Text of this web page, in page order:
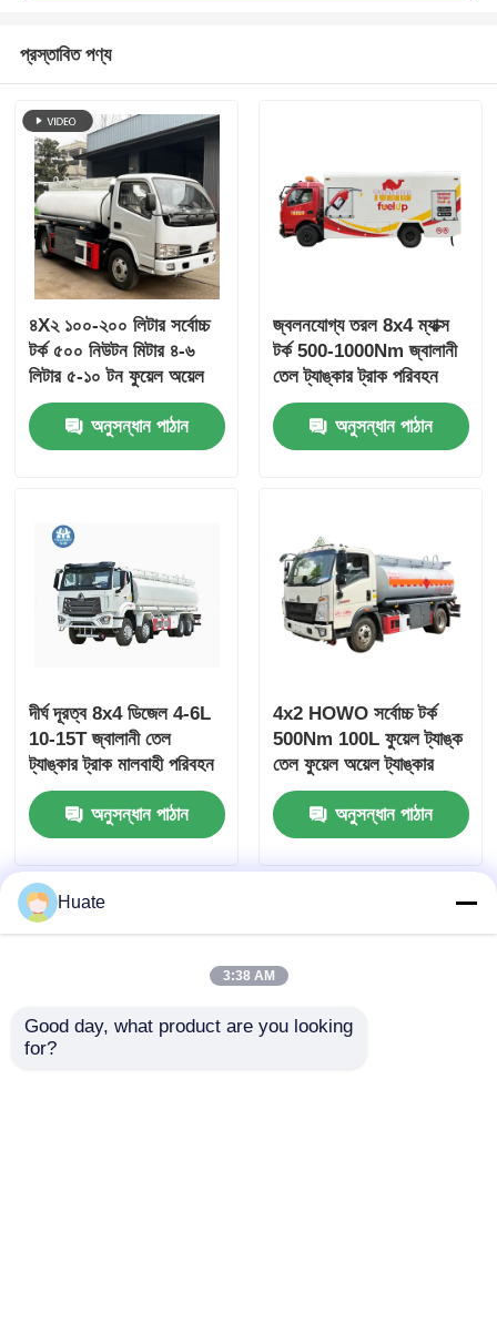
প্রস্তাবিত পণ্য
৪X২ ১০০-২০০ লিটার সর্বোচ্চ
টর্ক ৫০০ নিউটন মিটার ৪-৬
লিটার ৫-১০ টন ফুয়েল অয়েল
ট্যাঙ্কার ট্রাক পরিবহন যান
অনুসন্ধান পাঠান
জ্বলনযোগ্য তরল 8x4 ম্যাক্স
টর্ক 500-1000Nm জ্বালানী
তেল ট্যাঙ্কার ট্রাক পরিবহন
যানবাহন
অনুসন্ধান পাঠান
দীর্ঘ দূরত্ব 8x4 ডিজেল 4-6L
10-15T জ্বালানী তেল
ট্যাঙ্কার ট্রাক মালবাহী পরিবহন
যানবাহন
অনুসন্ধান পাঠান
4x2 HOWO সর্বোচ্চ টর্ক
500Nm 100L ফুয়েল ট্যাঙ্ক
তেল ফুয়েল অয়েল ট্যাঙ্কার
ট্রাক পরিবহন যান
অনুসন্ধান পাঠান
Huate
3:38 AM
Good day, what product are you looking
for?